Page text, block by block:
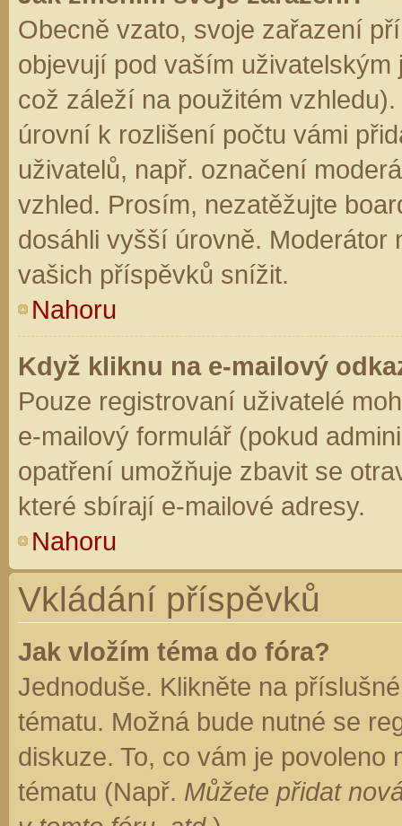
Obecně vzato, svoje zařazení
objevují pod vaším
což záleží na použitém
úrovní k rozlišení počtu vámi
uživatelů, např. označení
vzhled. Prosím, nezatěžujte
dosáhli vyšší úrovně. Moderátor
vašich příspěvků snížit.
Nahoru
Když kliknu na e-mailový
Pouze registrovaní uživatelé
e-mailový formulář (pokud
opatření umožňuje zbavit se
které sbírají e-mailové adresy.
Nahoru
Vkládání příspěvků
Jak vložím téma do fóra?
Jednoduše. Klikněte na
tématu. Možná bude nutné se
diskuze. To, co vám je
tématu (Např. Můžete přidat